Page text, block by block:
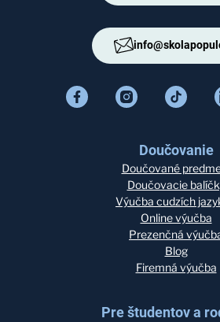
Doučovanie
Doučované
Doučovacie
Výučba cudzích
Online výučba
Prezenčná
Blog
Firemná výučba
Pre študentov a